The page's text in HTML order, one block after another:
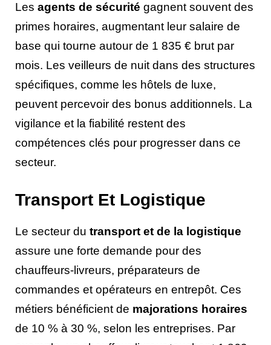
Les agents de sécurité gagnent souvent des
primes horaires, augmentant leur salaire de
base qui tourne autour de 1 835 € brut par
mois. Les veilleurs de nuit dans des structures
spécifiques, comme les hôtels de luxe,
peuvent percevoir des bonus additionnels. La
vigilance et la fiabilité restent des
compétences clés pour progresser dans ce
secteur.
Transport Et Logistique
Le secteur du transport et de la logistique
assure une forte demande pour des
chauffeurs-livreurs, préparateurs de
commandes et opérateurs en entrepôt. Ces
métiers bénéficient de majorations horaires
de 10 % à 30 %, selon les entreprises. Par